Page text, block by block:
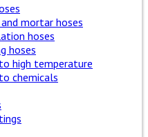
mortar hoses
hoses
hoses
high temperature
chemicals